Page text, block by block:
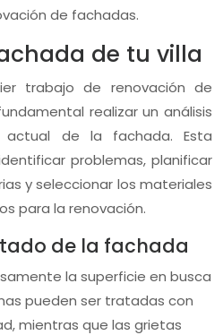
de fachadas.
de tu villa
trabajo de renovación de
realizar un análisis
actual de la fachada. Esta
problemas, planificar
y seleccionar los materiales
para la renovación.
de la fachada
la superficie en busca
pueden ser tratadas con
mientras que las grietas